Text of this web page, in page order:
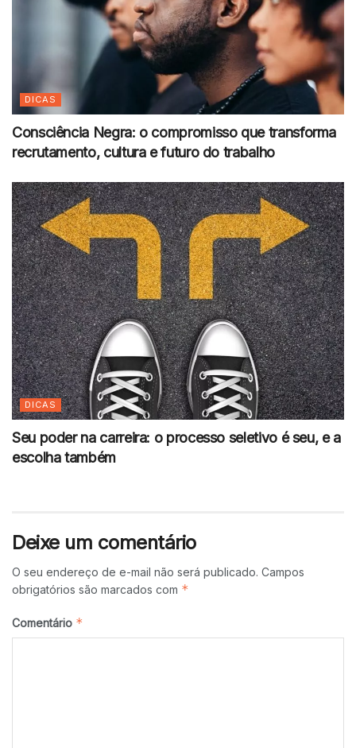
DICAS
Consciência Negra: o compromisso que transforma
recrutamento, cultura e futuro do trabalho
DICAS
Seu poder na carreira: o processo seletivo é seu, e a
escolha também
Deixe um comentário
O seu endereço de e-mail não será publicado. Campos
obrigatórios são marcados com *
Comentário *